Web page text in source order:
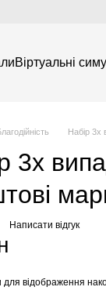
Віртуальні
Набір 3х
3х
Написати відгук
для відображення